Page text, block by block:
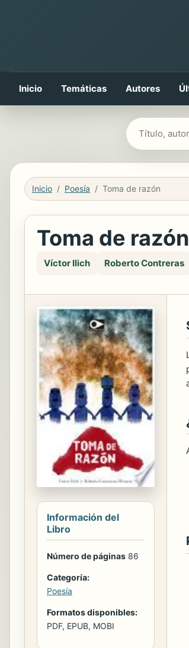
Inicio Temáticas Autores
Buscar libros
Inicio Poesía Toma de razón
Toma de razón
Víctor Ilich Roberto Contreras
Información del
Libro
Número de páginas 86
Categoría:
Poesía
Formatos disponibles:
PDF, EPUB, MOBI